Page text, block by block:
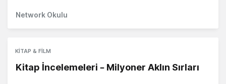
Network Okulu
KITAP & FILM
Kitap İncelemeleri – Milyoner Aklın Sırları